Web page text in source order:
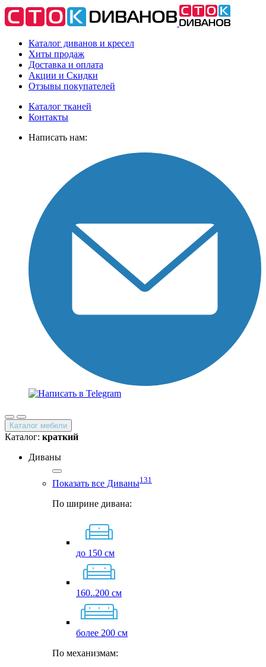
Каталог диванов и кресел
Хиты продаж
Доставка и оплата
Акции и Скидки
Отзывы покупателей
Каталог тканей
Контакты
Написать нам:
Каталог мебели
Каталог: краткий
Диваны
Показать все Диваны131
По ширине дивана:
до 150 см
160..200 см
более 200 см
По механизмам: